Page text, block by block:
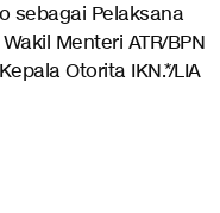
sebagai Pelaksana
Menteri ATR/BPN
Otorita IKN.*/LIA